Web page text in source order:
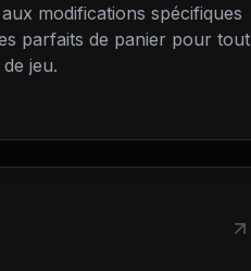
modifications spécifiques
parfaits de panier pour tout
jeu.